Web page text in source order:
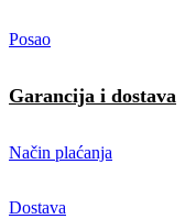
Posao
Garancija i dostava
Način plaćanja
Dostava